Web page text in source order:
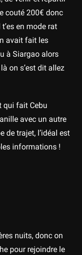
couté 200€ donc
en mode rat
avait fait les
à Siargao alors
on s’est dit allez
qui fait Cebu
avec un autre
de trajet, l’idéal est
informations !
nuits, donc on
pour rejoindre le